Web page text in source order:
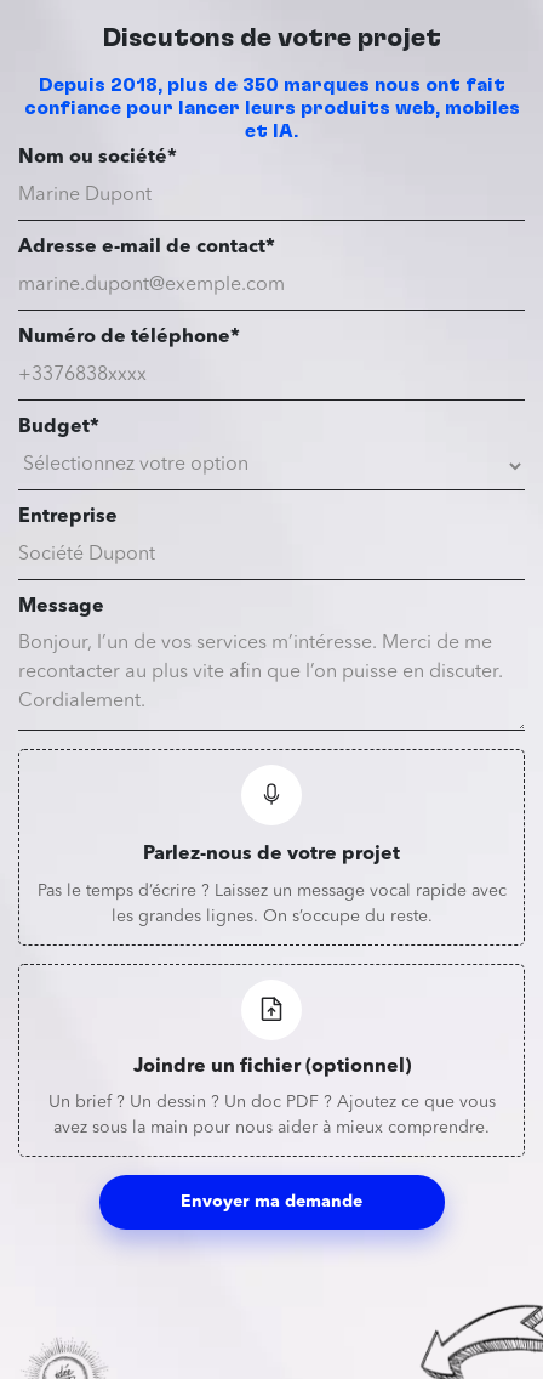
Discutons de votre projet
Depuis 2018, plus de 350 marques nous ont fait
confiance pour lancer leurs produits web, mobiles
et IA.
Nom ou société*
Adresse e-mail de contact*
Numéro de téléphone*
Budget*
Entreprise
Message
Parlez-nous de votre projet
Pas le temps d’écrire ? Laissez un message vocal rapide avec
les grandes lignes. On s’occupe du reste.
Joindre un fichier (optionnel)
Un brief ? Un dessin ? Un doc PDF ? Ajoutez ce que vous
avez sous la main pour nous aider à mieux comprendre.
Envoyer ma demande